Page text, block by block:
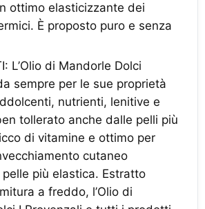
ottimo elasticizzante dei
È proposto puro e senza
L’Olio di Mandorle Dolci
sempre per le sue proprietà
nutrienti, lenitive e
tollerato anche dalle pelli più
di vitamine e ottimo per
cutaneo
più elastica. Estratto
a freddo, l’Olio di